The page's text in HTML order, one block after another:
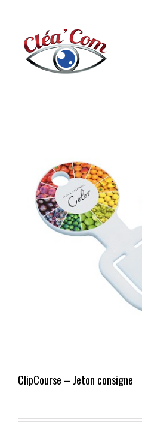
ClipCourse – Jeton consigne